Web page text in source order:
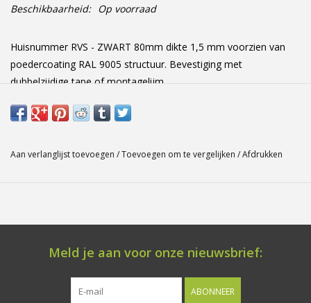
Beschikbaarheid: Op voorraad
Huisnummer RVS - ZWART 80mm dikte 1,5 mm voorzien van
poedercoating RAL 9005 structuur. Bevestiging met
dubbelzijdige tape of montagelijm.
Aan verlanglijst toevoegen /Toevoegen om te vergelijken /Afdrukken
Meld je aan voor onze nieuwsbrief:
ABONNEER